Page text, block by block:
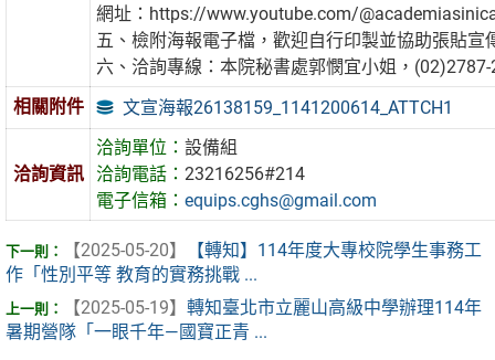
網址：https://www.youtube.com/
五、檢附海報電子檔，歡迎自行印製並協助張貼宣
六、洽詢專線：本院秘書處郭憫宜小姐，
相關附件
文宣海報26138159_1141200614_ATTCH1
洽詢資訊
洽詢單位：設備組
洽詢電話：23216256#214
電子信箱：equips.cghs@gmail.com
【2025-05-20】
【轉知】114年度大專校院學生事務工
作「性別平等 教育的實務挑戰 ...
【2025-05-19】 轉知臺北市立麗山高級中學辦理114年
暑期營隊「一眼千年—國寶正青 ...